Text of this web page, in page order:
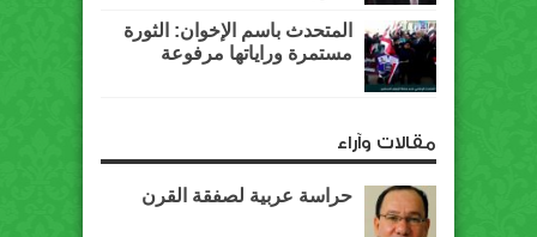
المتحدث باسم الإخوان: الثورة
مستمرة وراياتها مرفوعة
مقالات وآراء
حراسة عربية لصفقة القرن